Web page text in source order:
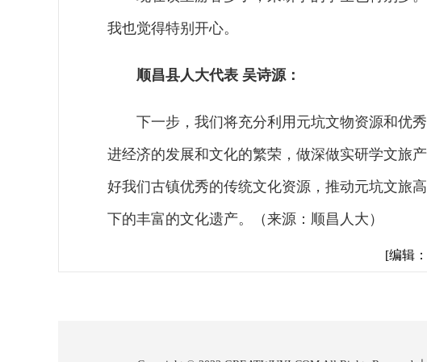
我也觉得特别开心。
顺昌县人大代表 吴诗源：
下一步，我们将充分利用元坑文物资源和优
进经济的发展和文化的繁荣，做深做实研学文旅
好我们古镇优秀的传统文化资源，推动元坑文旅
下的丰富的文化遗产。（来源：顺昌人大）
[编辑